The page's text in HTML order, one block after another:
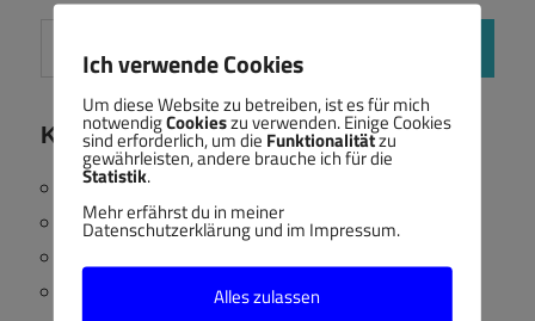
nach:
Kategorien
#MeinZiel22
Allgemein
Ich verwende Cookies
Um diese Website zu betreiben, ist es für mich
notwendigCookieszu verwenden. Einige Cookies
sind erforderlich, um dieFunktionalitätzu
gewährleisten, andere brauche ich für die
Statistik.
Mehr erfährst du in meiner
Datenschutzerklärung und im Impressum.
Alles zulassen